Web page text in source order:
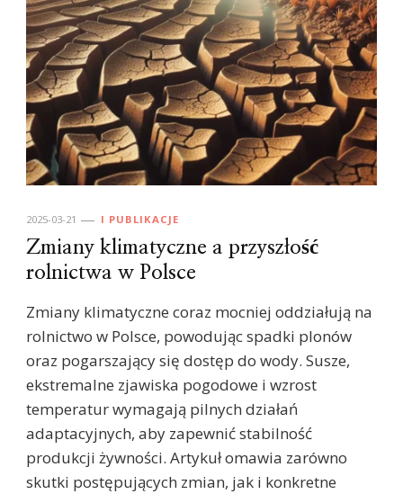
2025-03-21 I PUBLIKACJE
Zmiany klimatyczne a przyszłość
rolnictwa w Polsce
Zmiany klimatyczne coraz mocniej oddziałują na
rolnictwo w Polsce, powodując spadki plonów
oraz pogarszający się dostęp do wody. Susze,
ekstremalne zjawiska pogodowe i wzrost
temperatur wymagają pilnych działań
adaptacyjnych, aby zapewnić stabilność
produkcji żywności. Artykuł omawia zarówno
skutki postępujących zmian, jak i konkretne